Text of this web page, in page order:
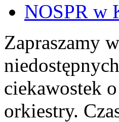
NOSPR w
Zapraszamy
ciekawostek
orkiestry.